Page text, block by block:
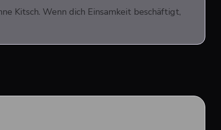
Kitsch. Wenn dich Einsamkeit beschäftigt,